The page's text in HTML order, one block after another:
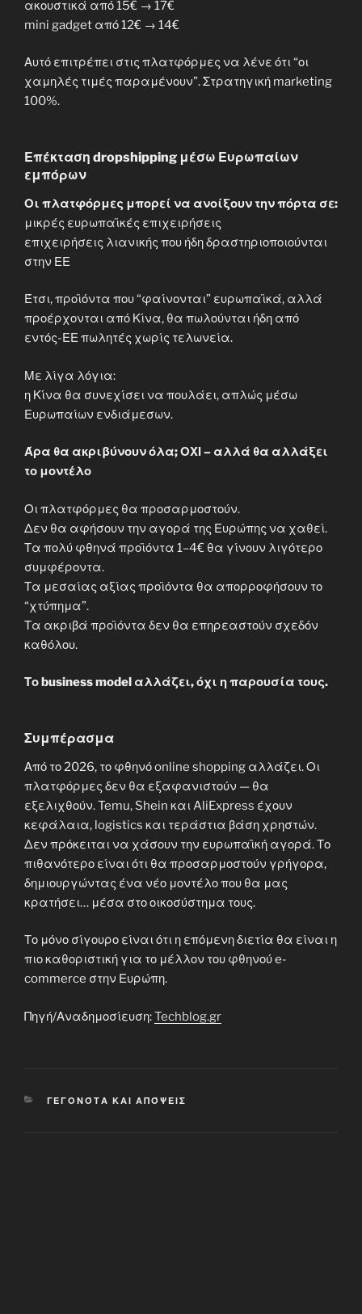
ακουστικά από 15€ → 17€
mini gadget από 12€ → 14€
Αυτό επιτρέπει στις πλατφόρμες να λένε ότι “οι
χαμηλές τιμές παραμένουν”. Στρατηγική marketing
100%.
Επέκταση dropshipping μέσω Ευρωπαίων
εμπόρων
Οι πλατφόρμες μπορεί να ανοίξουν την πόρτα σε:
μικρές ευρωπαϊκές επιχειρήσεις
επιχειρήσεις λιανικής που ήδη δραστηριοποιούνται
στην ΕΕ
Έτσι, προϊόντα που “φαίνονται” ευρωπαϊκά, αλλά
προέρχονται από Κίνα, θα πωλούνται ήδη από
εντός-ΕΕ πωλητές χωρίς τελωνεία.
Με λίγα λόγια:
η Κίνα θα συνεχίσει να πουλάει, απλώς μέσω
Ευρωπαίων ενδιάμεσων.
Άρα θα ακριβύνουν όλα; ΟΧΙ – αλλά θα αλλάξει
το μοντέλο
Οι πλατφόρμες θα προσαρμοστούν.
Δεν θα αφήσουν την αγορά της Ευρώπης να χαθεί.
Τα πολύ φθηνά προϊόντα 1–4€ θα γίνουν λιγότερο
συμφέροντα.
Τα μεσαίας αξίας προϊόντα θα απορροφήσουν το
“χτύπημα”.
Τα ακριβά προϊόντα δεν θα επηρεαστούν σχεδόν
καθόλου.
Το business model αλλάζει, όχι η παρουσία τους.
Συμπέρασμα
Από το 2026, το φθηνό online shopping αλλάζει. Οι
πλατφόρμες δεν θα εξαφανιστούν — θα
εξελιχθούν. Temu, Shein και AliExpress έχουν
κεφάλαια, logistics και τεράστια βάση χρηστών.
Δεν πρόκειται να χάσουν την ευρωπαϊκή αγορά. Το
πιθανότερο είναι ότι θα προσαρμοστούν γρήγορα,
δημιουργώντας ένα νέο μοντέλο που θα μας
κρατήσει… μέσα στο οικοσύστημα τους.
Το μόνο σίγουρο είναι ότι η επόμενη διετία θα είναι η
πιο καθοριστική για το μέλλον του φθηνού e-
commerce στην Ευρώπη.
Πηγή/Αναδημοσίευση:Techblog.gr
CATEGORIES
ΓΕΓΟΝΌΤΑ ΚΑΙ ΑΠΌΨΕΙΣ